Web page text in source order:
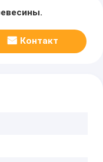
Контакт